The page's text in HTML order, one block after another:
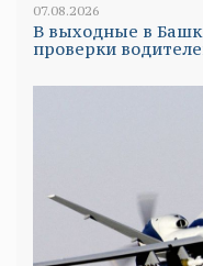
07.08.2026
В выходные в
проверки